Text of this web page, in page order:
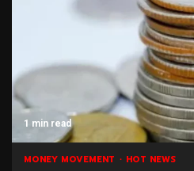
1 min read
MONEY MOVEMENT HOT NEWS